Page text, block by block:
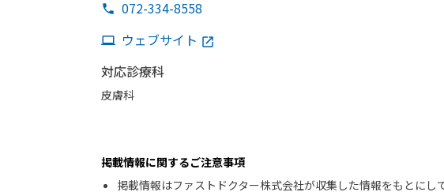
072-334-8558
ウェブサイト
対応診療科
皮膚科
掲載情報に関するご注意事項
掲載情報はファストドクター株式会社が収集した情報をもとに